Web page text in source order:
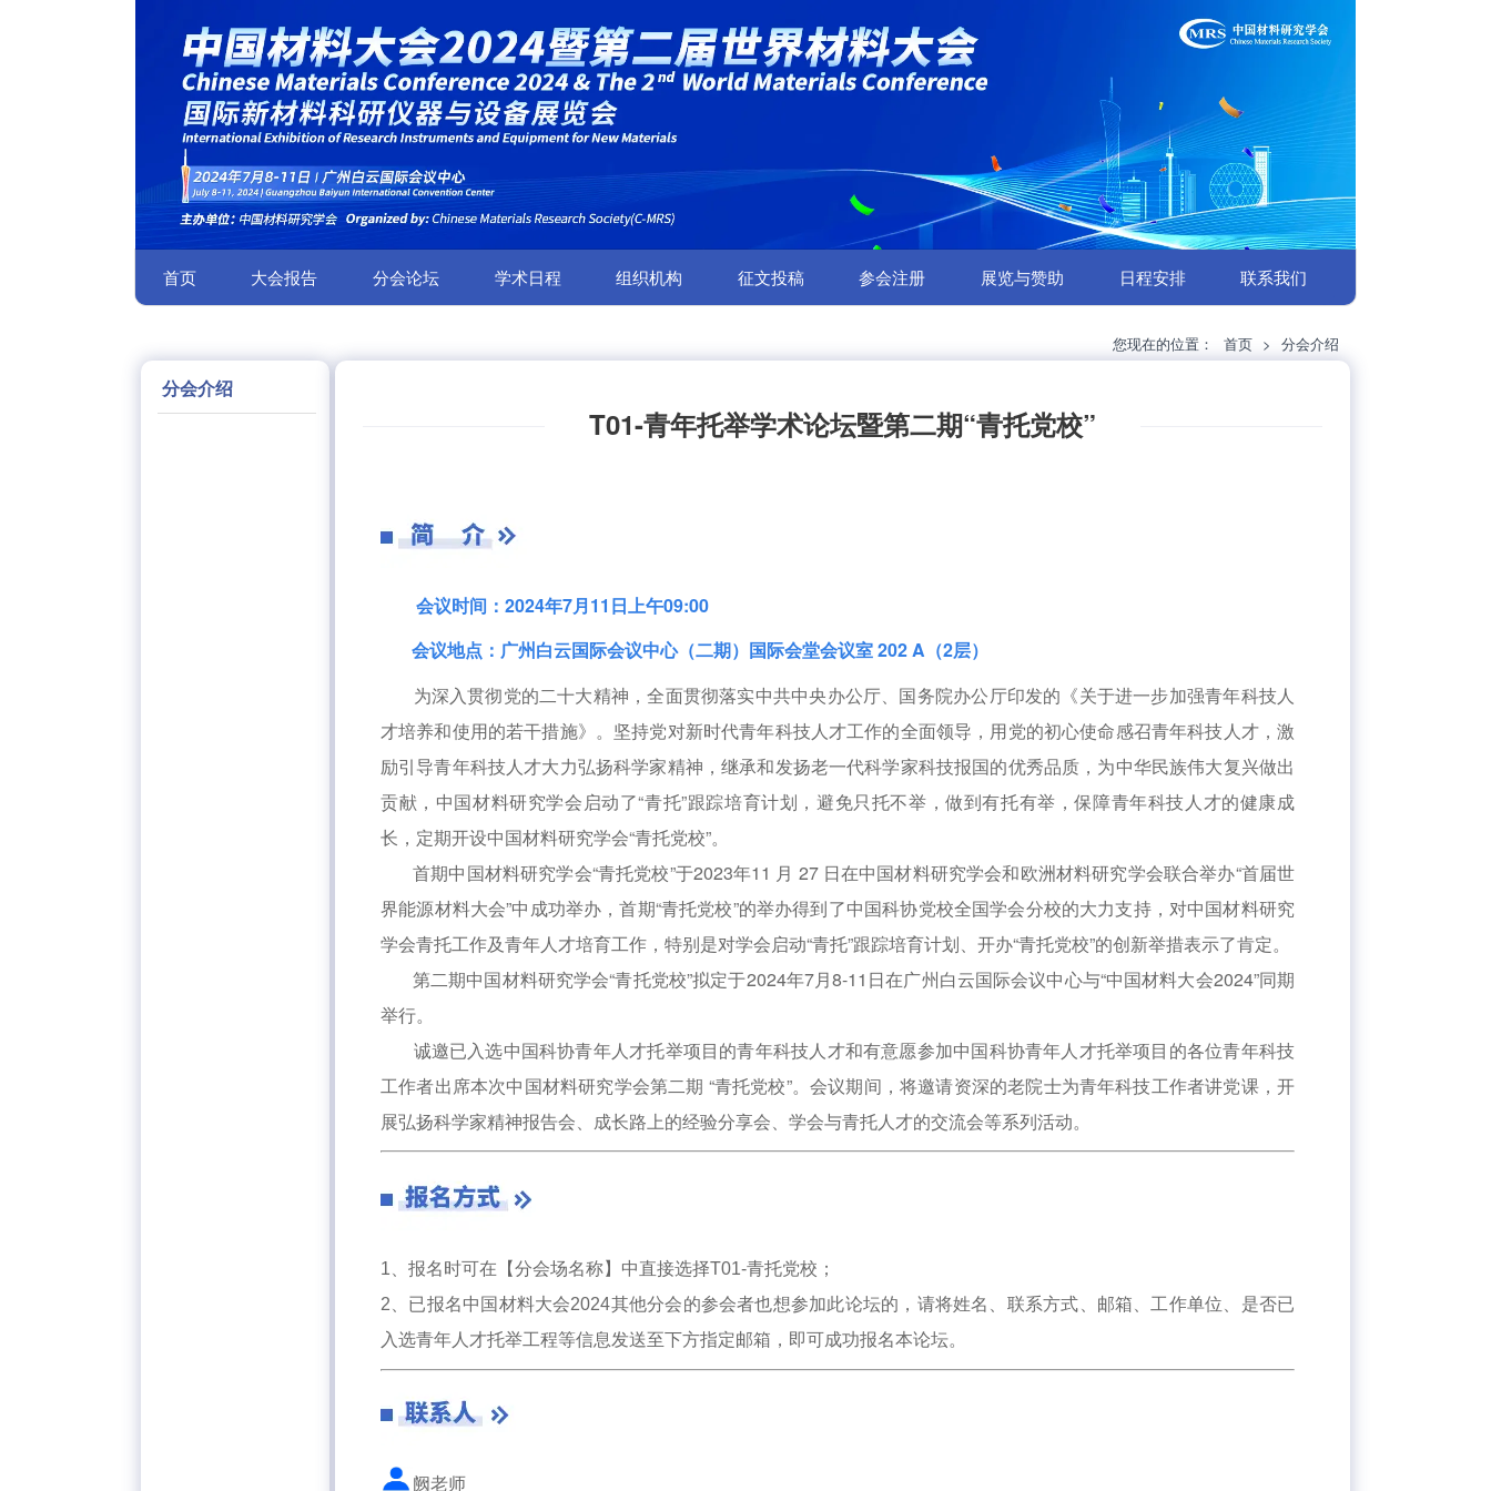
首页 大会报告 分会论坛 学术日程 组织机构 征文投稿 参会注册 展览与赞助 日程安排 联系我们
分会介绍
您现在的位置： 首页 > 分会介绍
T01-青年托举学术论坛暨第二期“青托党校”
会议时间：2024年7月11日上午09:00
会议地点： 广州白云国际会议中心（二期）国际会堂会议室 202 A（2层）
为深入贯彻党的二十大精神，全面贯彻落实中共中央办公厅、国务院办公厅印发的《关于进一步加强青年科技人
才培养和使用的若干措施》。坚持党对新时代青年科技人才工作的全面领导，用党的初心使命感召青年科技人才，激
励引导青年科技人才大力弘扬科学家精神，继承和发扬老一代科学家科技报国的优秀品质，为中华民族伟大复兴做出
贡献，中国材料研究学会启动了“青托”跟踪培育计划，避免只托不举，做到有托有举，保障青年科技人才的健康成
长，定期开设中国材料研究学会“青托党校”。
首期中国材料研究学会“青托党校”于2023年11 月 27 日在中国材料研究学会和欧洲材料研究学会联合举办“首届世
界能源材料大会”中成功举办，首期“青托党校”的举办得到了中国科协党校全国学会分校的大力支持，对中国材料研究
学会青托工作及青年人才培育工作，特别是对学会启动“青托”跟踪培育计划、开办“青托党校”的创新举措表示了肯定。
第二期中国材料研究学会“青托党校”拟定于2024年7月8-11日在广州白云国际会议中心与“中国材料大会2024”同期
举行。
诚邀已入选中国科协青年人才托举项目的青年科技人才和有意愿参加中国科协青年人才托举项目的各位青年科技
工作者出席本次中国材料研究学会第二期 “青托党校”。会议期间，将邀请资深的老院士为青年科技工作者讲党课，开
展弘扬科学家精神报告会、成长路上的经验分享会、学会与青托人才的交流会等系列活动。
1、报名时可在【分会场名称】中直接选择T01-青托党校；
2、已报名中国材料大会2024其他分会的参会者也想参加此论坛的，请将姓名、联系方式、邮箱、工作单位、是否已
入选青年人才托举工程等信息发送至下方指定邮箱，即可成功报名本论坛。
阙老师